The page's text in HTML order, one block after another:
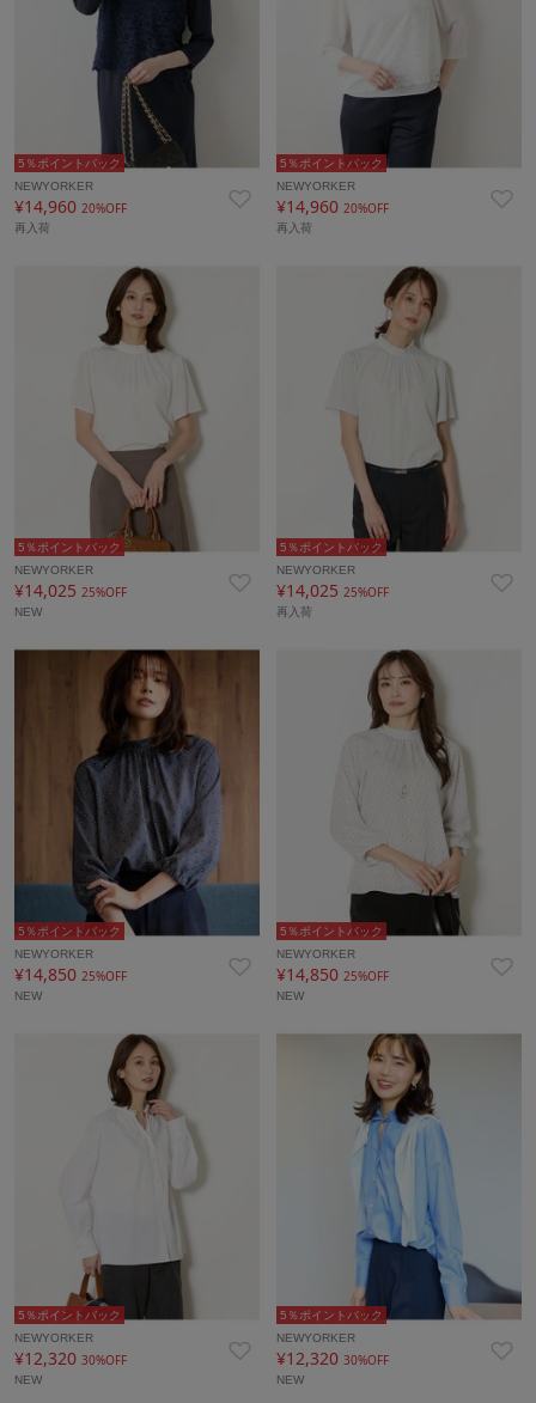
5％ポイントバック
NEWYORKER
¥14,960 20%OFF
再入荷
5％ポイントバック
NEWYORKER
¥14,96020%OFF
再入荷
5％ポイントバック
NEWYORKER
¥14,025 25%OFF
NEW
5％ポイントバック
NEWYORKER
¥14,02525%OFF
再入荷
5％ポイントバック
NEWYORKER
¥14,850 25%OFF
NEW
5％ポイントバック
NEWYORKER
¥14,850 25%OFF
NEW
5％ポイントバック
NEWYORKER
¥12,320 30%OFF
NEW
5％ポイントバック
NEWYORKER
¥12,320 30%OFF
NEW